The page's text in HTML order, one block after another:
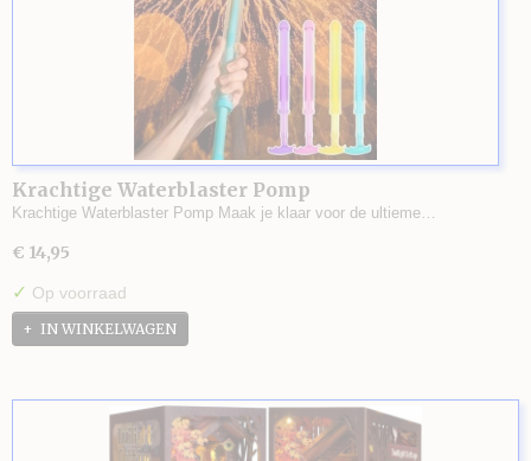
Krachtige Waterblaster Pomp
Krachtige Waterblaster Pomp Maak je klaar voor de ultieme…
€ 14,95
✓ Op voorraad
IN WINKELWAGEN